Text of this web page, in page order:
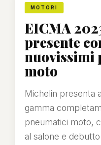
MOTORI
EICMA
presente
nuovissimi
moto
Michelin presenta
gamma
pneumatici moto,
al salone e